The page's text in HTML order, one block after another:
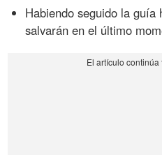
Habiendo seguido la
salvarán en el último